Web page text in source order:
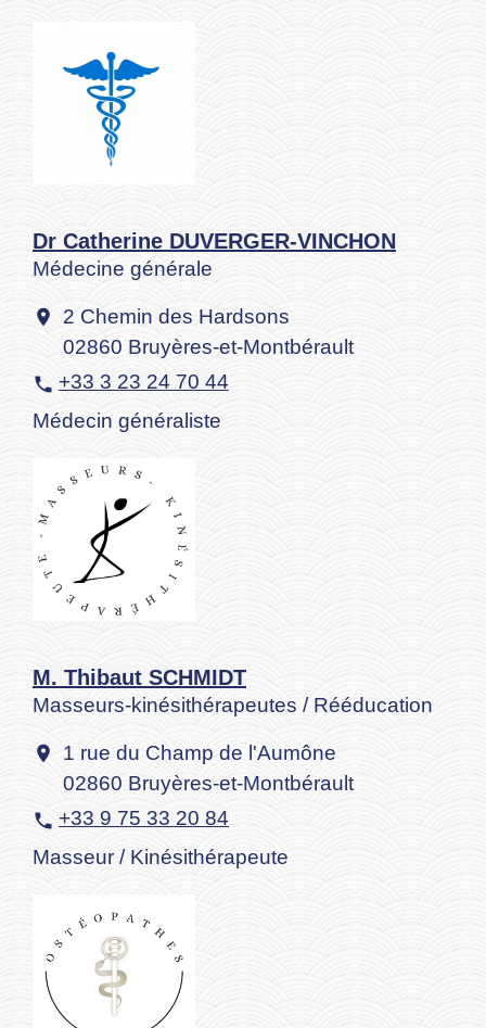
Dr Catherine DUVERGER-VINCHON
Médecine générale
location_on
2 Chemin des Hardsons
02860 Bruyères-et-Montbérault
phone +33 3 23 24 70 44
Médecin généraliste
M. Thibaut SCHMIDT
Masseurs-kinésithérapeutes / Rééducation
location_on
1 rue du Champ de l'Aumône
02860 Bruyères-et-Montbérault
phone +33 9 75 33 20 84
Masseur / Kinésithérapeute